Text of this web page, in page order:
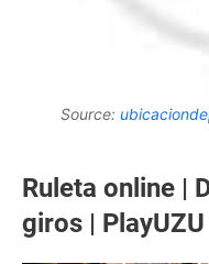
Source:
Ruleta online |
giros | PlayUZU